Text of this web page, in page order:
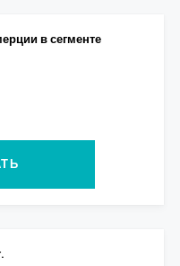
в сегменте